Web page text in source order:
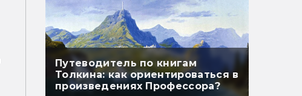
Путеводитель по книгам
Толкина: как ориентироваться в
произведениях Профессора?